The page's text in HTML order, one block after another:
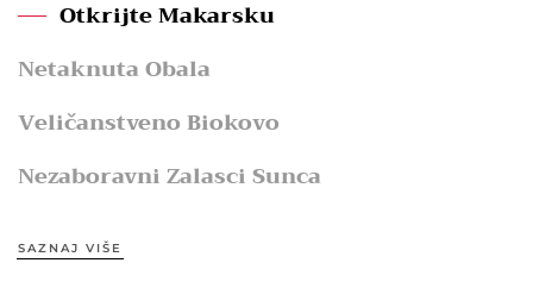
Otkrijte Makarsku
Netaknuta Obala
Veličanstveno Biokovo
Nezaboravni Zalasci Sunca
SAZNAJ VIŠE